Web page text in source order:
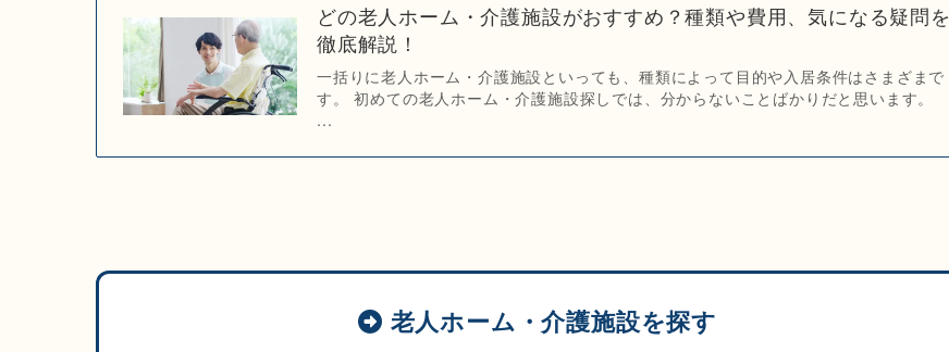
どの老人ホーム・介護施設がおすすめ？種類や費用、気になる疑問を
徹底解説！
一括りに老人ホーム・介護施設といっても、種類によって目的や入居条件はさまざまで
す。 初めての老人ホーム・介護施設探しでは、分からないことばかりだと思います。
...
老人ホーム・介護施設を探す